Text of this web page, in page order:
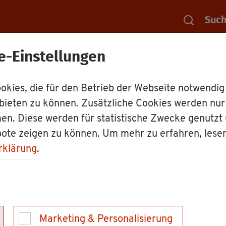
Einstellungen
die für den Betrieb der Webseite
zu können. Zusätzliche Cookies werden
Diese werden für statistische Zwecke genutzt
zeigen zu können. Um mehr zu erfahren,
.
Marketing & Personalisierung
Rat­haus Le­bens­la­gen Er­näh­rung
sind wich­ti­ge Be­rei­che des
In­fo­dienst Er­näh­rung der